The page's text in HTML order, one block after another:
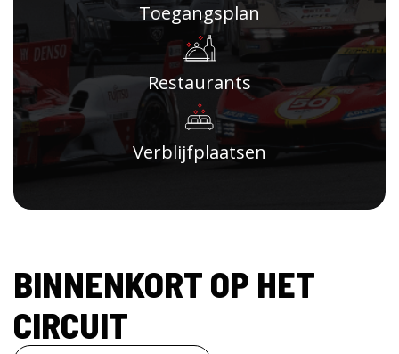
Toegangsplan
Restaurants
Verblijfplaatsen
BINNENKORT OP HET
CIRCUIT